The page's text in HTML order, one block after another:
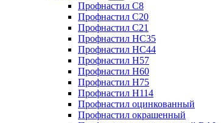
Профнастил C8
Профнастил C20
Профнастил C21
Профнастил HC35
Профнастил HC44
Профнастил H57
Профнастил H60
Профнастил H75
Профнастил H114
Профнастил оцинкованный
Профнастил окрашенный